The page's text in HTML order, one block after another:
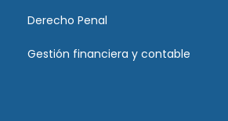
Derecho Penal
Gestión financiera y contable